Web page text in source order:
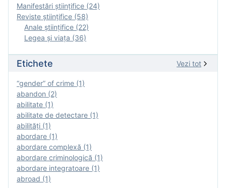
Manifestări ştiinţifice (24)
Reviste ştiinţifice (58)
Anale ştiinţifice (22)
Legea şi viaţa (36)
Etichete Vezi tot
“gender” of crime (1)
abandon (2)
abilitate (1)
abilitate de detectare (1)
abilităţi (1)
abordare (1)
abordare complexă (1)
abordare criminologică (1)
abordare integratoare (1)
abroad (1)